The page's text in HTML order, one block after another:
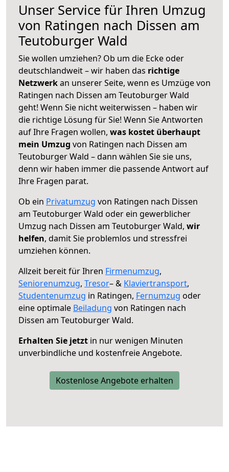
Unser Service für Ihren Umzug
von Ratingen nach Dissen am
Teutoburger Wald
Sie wollen umziehen? Ob um die Ecke oder
deutschlandweit – wir haben das richtige
Netzwerkan unserer Seite, wenn es Umzüge von
Ratingen nach Dissen am Teutoburger Wald
geht! Wenn Sie nicht weiterwissen – haben wir
die richtige Lösung für Sie! Wenn Sie Antworten
auf Ihre Fragen wollen, was kostet überhaupt
mein Umzug von Ratingen nach Dissen am
Teutoburger Wald – dann wählen Sie sie uns,
denn wir haben immer die passende Antwort auf
Ihre Fragen parat.
Ob ein Privatumzug von Ratingen nach Dissen
am Teutoburger Wald oder ein gewerblicher
Umzug nach Dissen am Teutoburger Wald, wir
helfen, damit Sie problemlos und stressfrei
umziehen können.
Allzeit bereit für Ihren Firmenumzug,
Seniorenumzug, Tresor– & Klaviertransport,
Studentenumzug in Ratingen, Fernumzug oder
eine optimale Beiladung von Ratingen nach
Dissen am Teutoburger Wald.
Erhalten Sie jetzt in nur wenigen Minuten
unverbindliche und kostenfreie Angebote.
Kostenlose Angebote erhalten